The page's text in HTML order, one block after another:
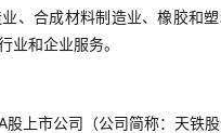
、合成材料制造业、橡胶和
业和企业服务。
股上市公司（公司简称：天铁